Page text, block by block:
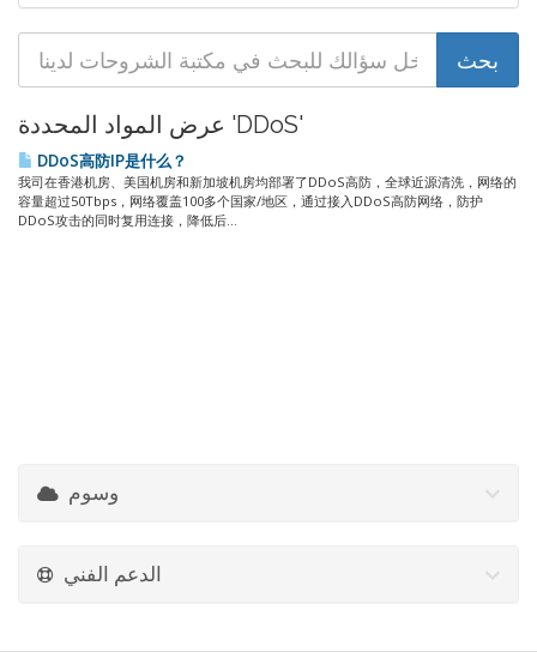
عرض المواد المحددة 'DDoS'
DDoS高防IP是什么？
我司在香港机房、美国机房和新加坡机房均部署了DDoS高防，全球近源清洗，网络的
容量超过50Tbps，网络覆盖100多个国家/地区，通过接入DDoS高防网络，防护
DDoS攻击的同时复用连接，降低后...
وسوم
الدعم الفني